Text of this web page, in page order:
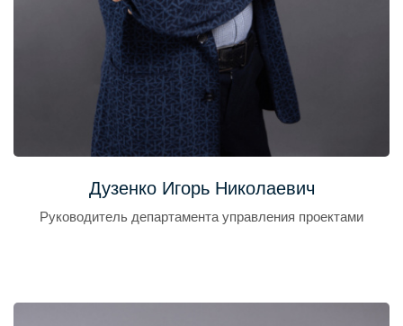
Дузенко Игорь Николаевич
Руководитель департамента управления проектами